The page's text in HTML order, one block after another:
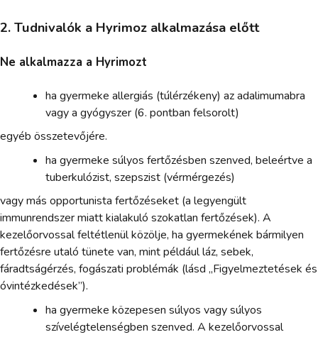
2. Tudnivalók a Hyrimoz alkalmazása előtt
Ne alkalmazza a Hyrimozt
ha gyermeke allergiás (túlérzékeny) az adalimumabra
vagy a gyógyszer (6. pontban felsorolt)
egyéb összetevőjére.
ha gyermeke súlyos fertőzésben szenved, beleértve a
tuberkulózist, szepszist (vérmérgezés)
vagy más opportunista fertőzéseket (a legyengült
immunrendszer miatt kialakuló szokatlan fertőzések). A
kezelőorvossal feltétlenül közölje, ha gyermekének bármilyen
fertőzésre utaló tünete van, mint például láz, sebek,
fáradtságérzés, fogászati problémák (lásd „Figyelmeztetések és
óvintézkedések”).
ha gyermeke közepesen súlyos vagy súlyos
szívelégtelenségben szenved. A kezelőorvossal